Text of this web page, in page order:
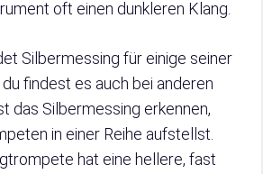
oft einen dunkleren Klang.
Silbermessing für einige seiner
findest es auch bei anderen
das Silbermessing erkennen,
in einer Reihe aufstellst.
hat eine hellere, fast